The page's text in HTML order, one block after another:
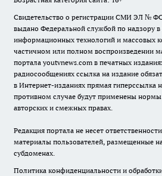
Свидетельство о регистрации СМИ ЭЛ № ФС
выдано Федеральной службой по надзору в
информационных технологий и массовых
частичном или полном воспроизведении
портала youtvnews.com в печатных
радиосообщениях ссылка на издание
в Интернет-изданиях прямая гиперссылка
противном случае будут применены нормы
авторских и смежных правах.
Редакция портала не несет
материалы пользователей, размещенные
субдоменах.
Политика конфиденциальности и